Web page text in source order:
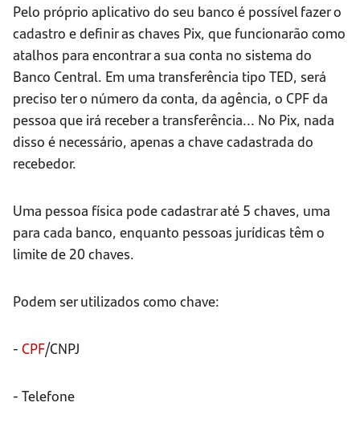
Pelo próprio aplicativo do seu banco é possível fazer o
cadastro e definir as chaves Pix, que funcionarão como
atalhos para encontrar a sua conta no sistema do
Banco Central. Em uma transferência tipo TED, será
preciso ter o número da conta, da agência, o CPF da
pessoa que irá receber a transferência... No Pix, nada
disso é necessário, apenas a chave cadastrada do
recebedor.
Uma pessoa física pode cadastrar até 5 chaves, uma
para cada banco, enquanto pessoas jurídicas têm o
limite de 20 chaves.
Podem ser utilizados como chave:
- CPF/CNPJ
- Telefone